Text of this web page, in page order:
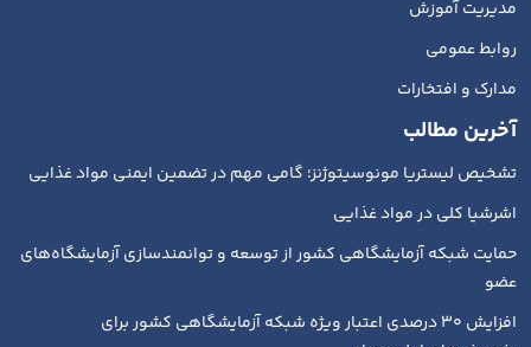
مدیریت آموزش
روابط عمومی
مدارک و افتخارات
آخرین مطالب
تشخیص لیستریا مونوسیتوژنز؛ گامی مهم در تضمین ایمنی مواد غذایی
اشرشیا کلی در مواد غذایی
حمایت شبکه آزمایشگاهی کشور از توسعه و توانمندسازی آزمایشگاه‌های
عضو
افزایش ۳۰ درصدی اعتبار ویژه شبکه آزمایشگاهی کشور برای